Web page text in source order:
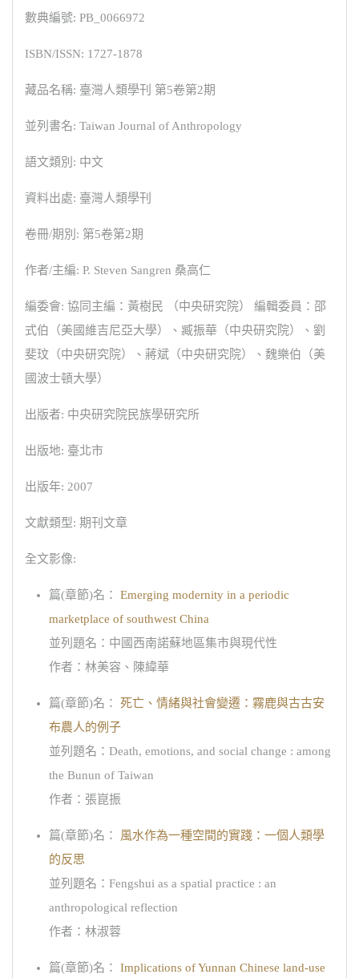
數典編號: PB_0066972
ISBN/ISSN: 1727-1878
藏品名稱: 臺灣人類學刊 第5卷第2期
並列書名: Taiwan Journal of Anthropology
語文類別: 中文
資料出處: 臺灣人類學刊
卷冊/期別: 第5卷第2期
作者/主編: P. Steven Sangren 桑高仁
編委會: 協同主編：黃樹民 （中央研究院） 編輯委員：邵
式伯（美國維吉尼亞大學）、臧振華（中央研究院）、劉
斐玟（中央研究院）、蔣斌（中央研究院）、魏樂伯（美
國波士頓大學）
出版者: 中央研究院民族學研究所
出版地: 臺北市
出版年: 2007
文獻類型: 期刊文章
全文影像:
篇(章節)名：
Emerging modernity in a periodic
marketplace of southwest China
並列題名：中國西南諾蘇地區集市與現代性
作者：林美容、陳緯華
篇(章節)名：
死亡、情緒與社會變遷：霧鹿與古古安
布農人的例子
並列題名：Death, emotions, and social change : among
the Bunun of Taiwan
作者：張崑振
篇(章節)名：
風水作為一種空間的實踐：一個人類學
的反思
並列題名：Fengshui as a spatial practice : an
anthropological reflection
作者：林淑蓉
篇(章節)名： Implications of Yunnan Chinese land-use